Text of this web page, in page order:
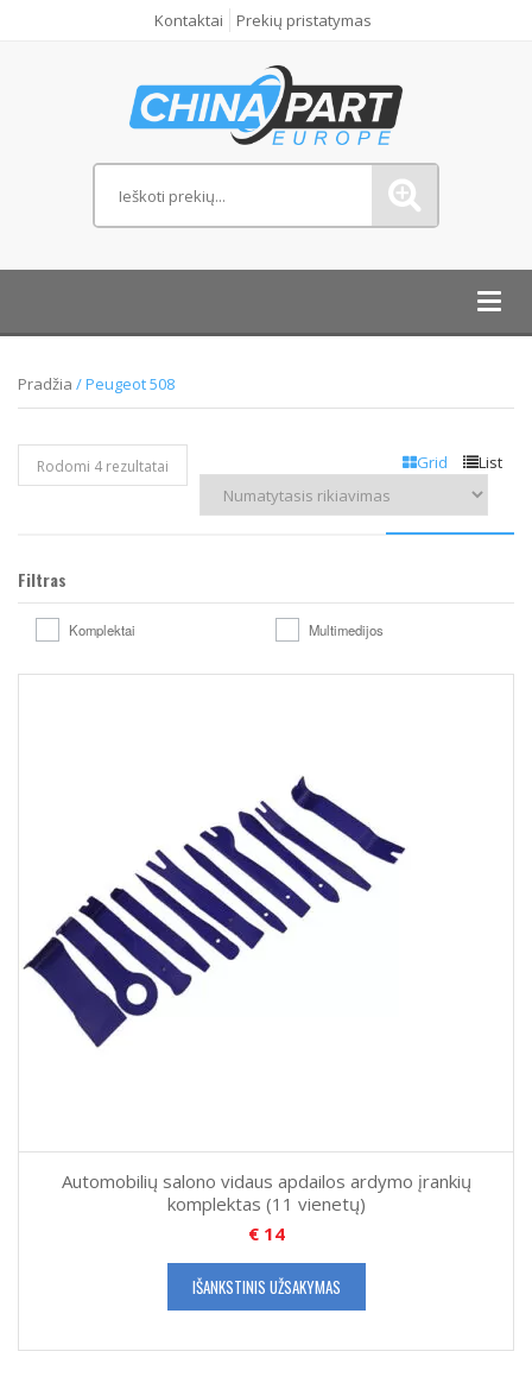
Kontaktai Prekių pristatymas
Pradžia / Peugeot 508
Grid List
Rodomi 4 rezultatai
Filtras
Komplektai Multimedijos
Automobilių salono vidaus apdailos ardymo įrankių
komplektas (11 vienetų)
€14
IŠANKSTINIS UŽSAKYMAS